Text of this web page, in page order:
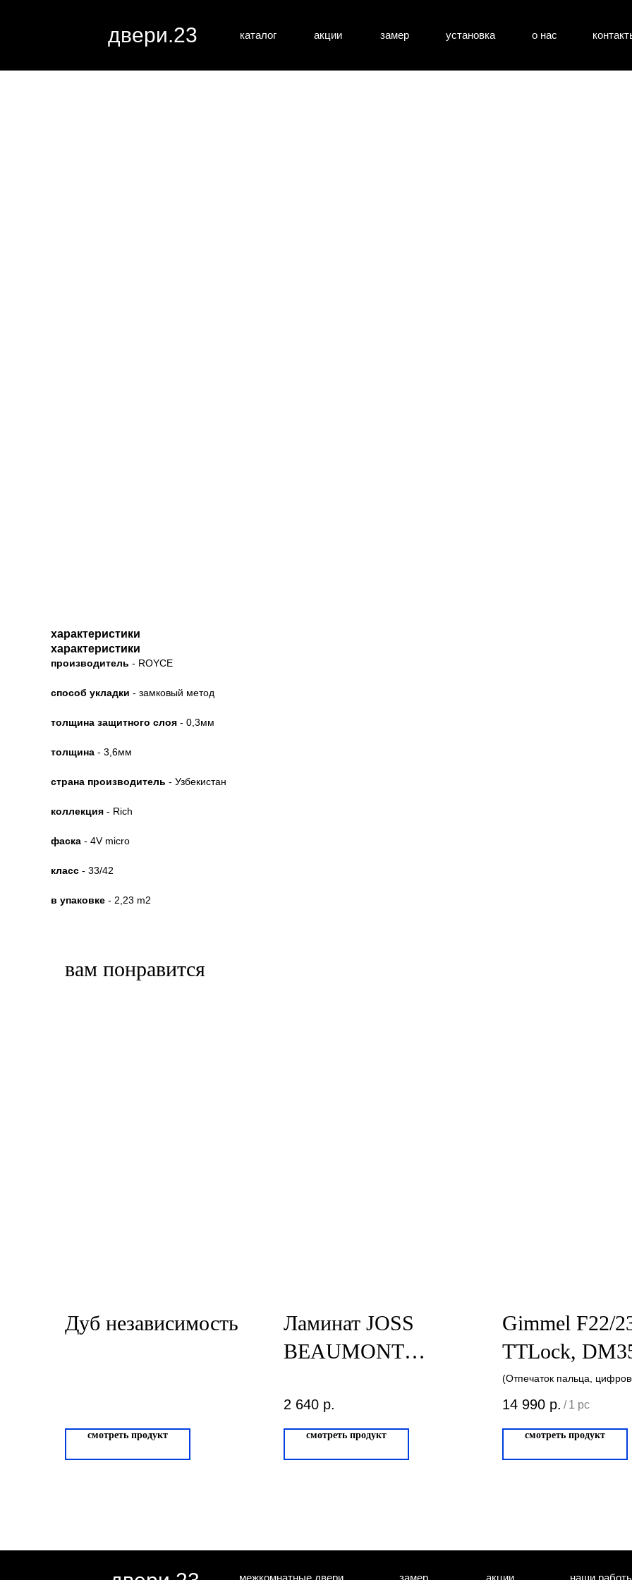
каталог о нас
установка
акции замер
двери.23
характеристики
характеристики
производитель - ROYCE
способ укладки - замковый метод
толщина защитного слоя - 0,3мм
толщина - 3,6мм
страна производитель - Узбекистан
коллекция - Rich
фаска - 4V micro
класс - 33/42
в упаковке - 2,23 m2
вам понравится
Дуб независимость
смотреть продукт
Ламинат JOSS
BEAUMONT
кельтский
2 640 р.
смотреть продукт
Gimmel F22/
TTLock,
левое, черный
(Отпечаток пальца,
ключ)
14 990 р. / 1 pc
смотреть продукт